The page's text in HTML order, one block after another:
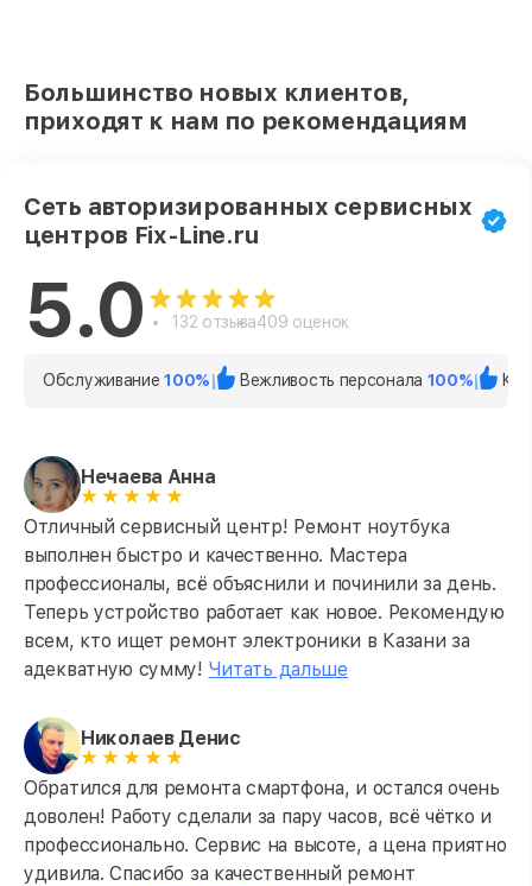
Большинство новых клиентов,
приходят к нам по рекомендациям
Сеть авторизированных сервисных
центров Fix-Line.ru
5.0 132 отзыва409 оценок
Обслуживание100% Вежливость персонала 100%
Нечаева Анна
Отличный сервисный центр! Ремонт ноутбука
выполнен быстро и качественно. Мастера
профессионалы, всё объяснили и починили за день.
Теперь устройство работает как новое. Рекомендую
всем, кто ищет ремонт электроники в Казани за
адекватную сумму! Читать дальше
Николаев Денис
Обратился для ремонта смартфона, и остался очень
доволен! Работу сделали за пару часов, всё чётко и
профессионально. Сервис на высоте, а цена приятно
удивила. Спасибо за качественный ремонт